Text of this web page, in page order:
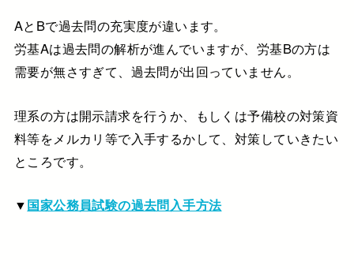
AとBで過去問の充実度が違います。
労基Aは過去問の解析が進んでいますが、労基Bの方は
需要が無さすぎて、過去問が出回っていません。
理系の方は開示請求を行うか、もしくは予備校の対策資
料等をメルカリ等で入手するかして、対策していきたい
ところです。
▼国家公務員試験の過去問入手方法